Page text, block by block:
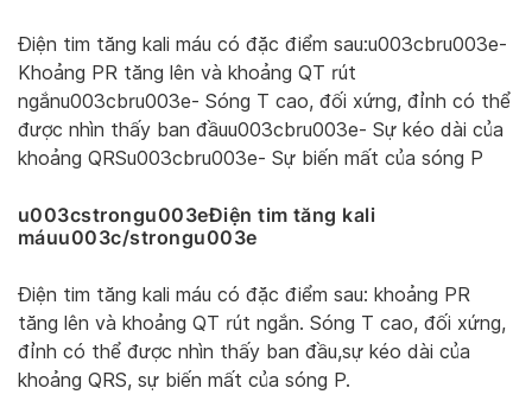
Điện tim tăng kali máu có đặc điểm sau:u003cbru003e-
Khoảng PR tăng lên và khoảng QT rút
ngắnu003cbru003e- Sóng T cao, đối xứng, đỉnh có thể
được nhìn thấy ban đầuu003cbru003e- Sự kéo dài của
khoảng QRSu003cbru003e- Sự biến mất của sóng P
u003cstrongu003eĐiện tim tăng kali
máuu003c/strongu003e
Điện tim tăng kali máu có đặc điểm sau: khoảng PR
tăng lên và khoảng QT rút ngắn. Sóng T cao, đối xứng,
đỉnh có thể được nhìn thấy ban đầu,sự kéo dài của
khoảng QRS, sự biến mất của sóng P.